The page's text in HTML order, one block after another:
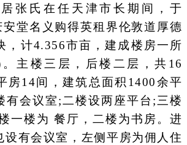
氏在任天津市长期间，于
堂名义购得英租界伦敦道厚德
，计4.356市亩，建成楼房一所
主楼三层，后楼二层，共16
房14间，建筑总面积1400余平
有会议室;二楼设两座平台;三楼
一楼为 餐厅，二楼为书房。进
设有会议室，左侧平房为佣人住